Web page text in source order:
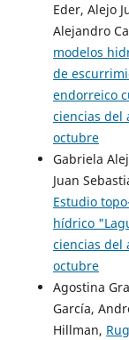
Eder, Alejo
Alejandro
modelos
de
endorreico
ciencias del
octubre
Gabriela
Juan
Estudio
hídrico
ciencias del
octubre
Agostina
García,
Hillman,